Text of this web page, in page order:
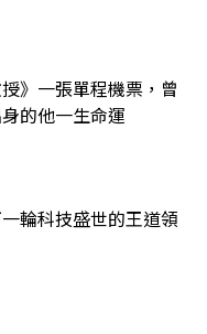
》一張單程機票，曾
的他一生命運
輪科技盛世的王道領